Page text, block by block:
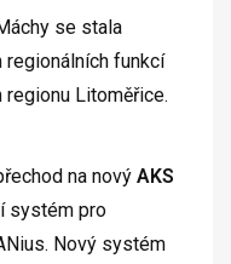
se stala
regionálních funkcí
regionu Litoměřice.
na nový AKS
systém pro
Nový systém